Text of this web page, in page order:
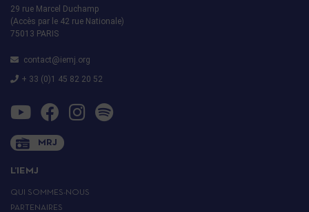
29 rue Marcel Duchamp
(Accès par le 42 rue Nationale)
75013 PARIS
contact@iemj.org
+ 33 (0)1 45 82 20 52
MRJ
L’IEMJ
QUI SOMMES-NOUS
PARTENAIRES